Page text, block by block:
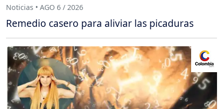
Noticias • AGO 6 / 2026
Remedio casero para aliviar las picaduras